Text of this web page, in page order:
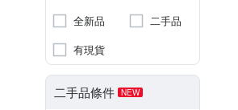
全新品
二手品
有現貨
二手品條件 NEW